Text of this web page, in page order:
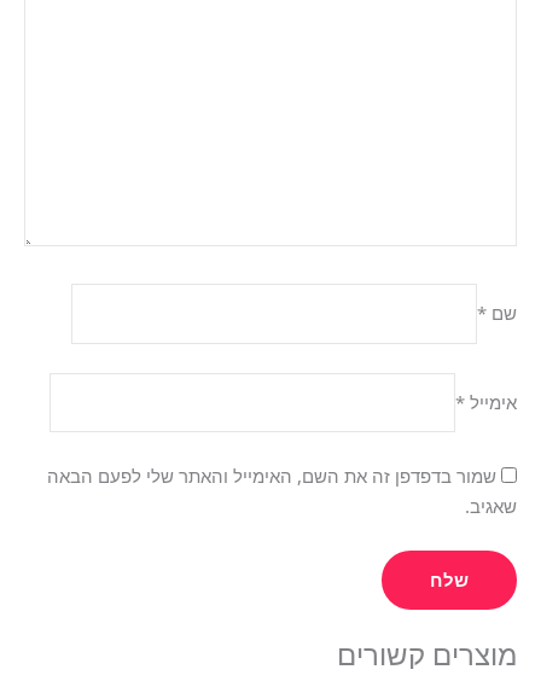
שם *
אימייל *
שמור בדפדפן זה את השם, האימייל והאתר שלי לפעם הבאה
שאגיב.
מוצרים קשורים